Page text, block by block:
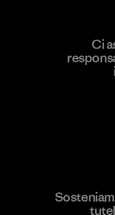
Scopri di più
Ci